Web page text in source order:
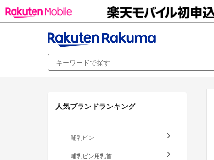
人気ブランドランキング
哺乳ビン
哺乳ビン用乳首